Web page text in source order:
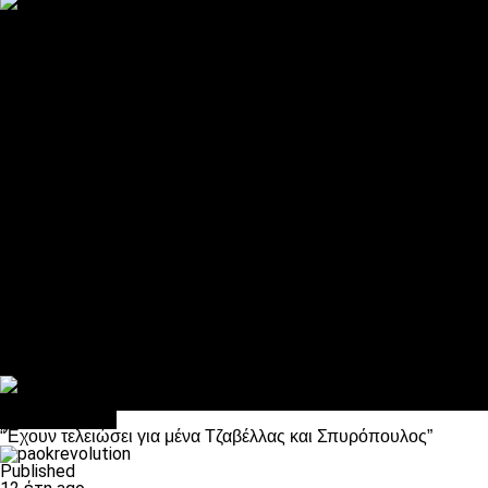
“Έχουν τελειώσει για μένα Τζαβέλλας και Σπυρόπουλος”
Published